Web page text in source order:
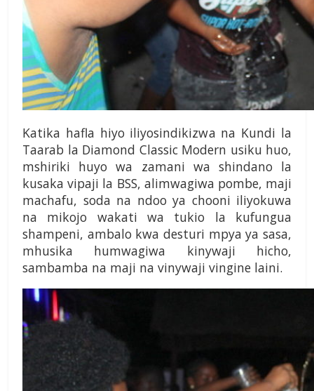
Katika hafla hiyo iliy­osindikizwa na Kundi la
Taarab la Diamond Clas­sic Modern usiku huo,
mshiriki huyo wa zamani wa shindano la
kusaka vi­paji la BSS, alimwagiwa pombe, maji
machafu, soda na ndoo ya chooni iliyokuwa
na mikojo wakati wa tukio la kufungua
shampeni, am­balo kwa desturi mpya ya sasa,
mhusika humwagiwa kinywaji hicho,
sambamba na maji na vinywaji vingine laini.